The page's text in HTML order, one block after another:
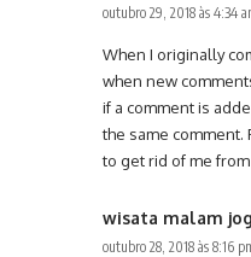
outubro 29, 2018 às 4:34
When I originally
when new
if a comment is
the same comment.
to get rid of me
wisata malam
outubro 28, 2018 às 8:16